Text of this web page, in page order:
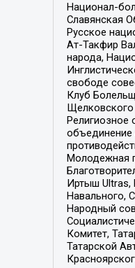
Национал-
Славянская
Русское
Ат-Такфир
народа,
свободе
Клуб
Щелковского
Религиозное
объединение
Молодежная
Иртыш Ultras,
Навального,
Народный
Комитет,
Татарской